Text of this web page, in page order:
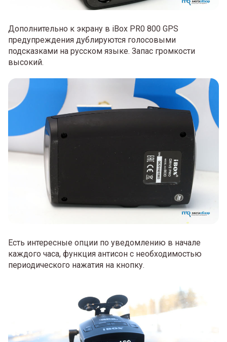
Дополнительно к экрану в iBox PR0 800 GPS
предупреждения дублируются голосовыми
подсказками на русском языке. Запас громкости
высокий.
Есть интересные опции по уведомлению в начале
каждого часа, функция антисон с необходимостью
периодического нажатия на кнопку.